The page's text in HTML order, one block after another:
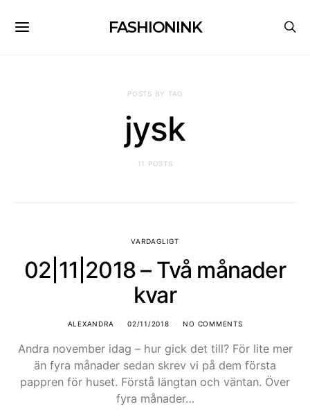
FASHIONINK
POSTS BY TAG
jysk
11 POSTS
VARDAGLIGT
02|11|2018 – Två månader
kvar
ALEXANDRA 02/11/2018 NO COMMENTS
Andra november idag – hur gick det till? För lite mer
än fyra månader sedan skrev vi på dem första
pappren för huset. Förstå längtan och väntan. Över
fyra månader…